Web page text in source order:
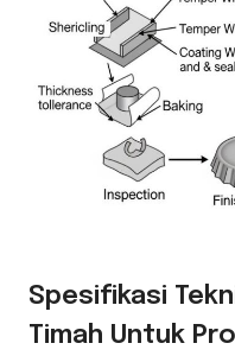
Spesifikasi
Timah Untuk